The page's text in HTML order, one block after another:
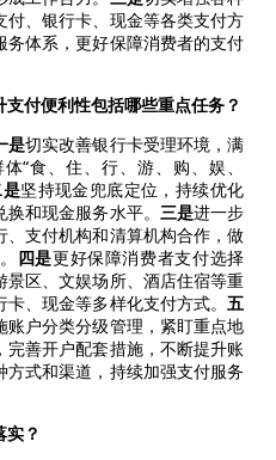
、银行卡、现金等各类支付方
体系，更好保障消费者的支付
付便利性包括哪些重点任务？
是切实改善银行卡受理环境，满
“食、住、行、游、购、娱、
坚持现金兜底定位，持续优化
和现金服务水平。 三是进一步
支付机构和清算机构合作，做
四是更好保障消费者支付选择
区、文娱场所、酒店住宿等重
卡、现金等多样化支付方式。五
户分类分级管理，紧盯重点地
善开户配套措施，不断提升账
方式和渠道，持续加强支付服务
实？